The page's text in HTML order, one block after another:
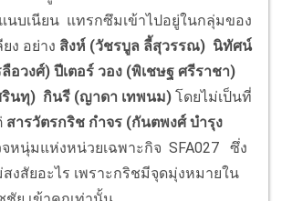
แนบเนียน แทรกซึมเข้าไปอยู่ในกลุ่มของ
ง อย่าง สิงห์ (วัชรบูล ลี้สุวรรณ) นิทัศน์
อวงศ์) ปีเตอร์ วอง (พิเชษฐ ศรีราชา)
นทุ) กินรี (ญาดา เทพนม) โดยไม่เป็นที่
สารวัตรกริช กำจร (กันตพงศ์ บำรุง
จหนุ่มแห่งหน่วยเฉพาะกิจ SFA027 ซึ่ง
งสัยอะไร เพราะกริชมีจุดมุ่งหมายใน